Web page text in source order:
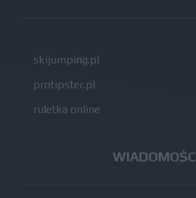
skijumping.pl
protipster.pl
ruletka online